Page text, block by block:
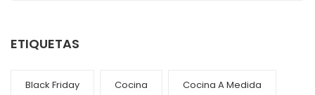
ETIQUETAS
Black Friday Cocina Cocina A Medida